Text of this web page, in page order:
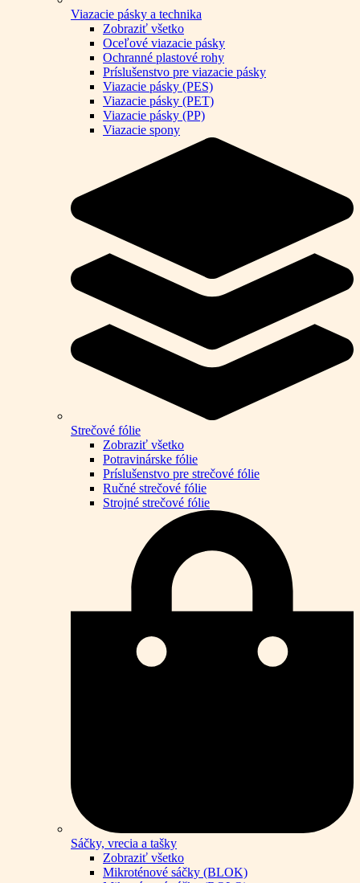
Viazacie pásky a technika
Zobraziť všetko
Oceľové viazacie pásky
Ochranné plastové rohy
Príslušenstvo pre viazacie pásky
Viazacie pásky (PES)
Viazacie pásky (PET)
Viazacie pásky (PP)
Viazacie spony
Strečové fólie
Zobraziť všetko
Potravinárske fólie
Príslušenstvo pre strečové fólie
Ručné strečové fólie
Strojné strečové fólie
Sáčky, vrecia a tašky
Zobraziť všetko
Mikroténové sáčky (BLOK)